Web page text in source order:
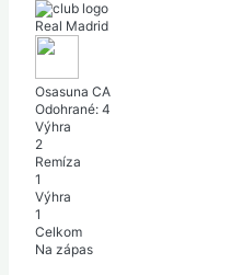
Real Madrid
Osasuna CA
Odohrané: 4
Výhra
2
Remíza
1
Výhra
1
Celkom
Na zápas